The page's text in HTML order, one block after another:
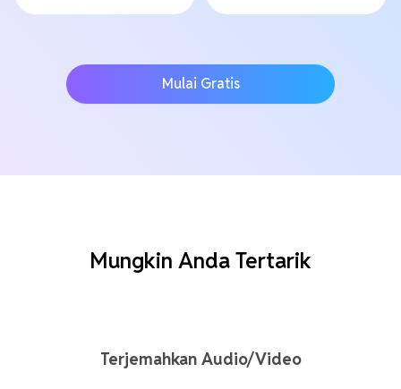
Mulai Gratis
Mungkin Anda Tertarik
Terjemahkan Audio/Video